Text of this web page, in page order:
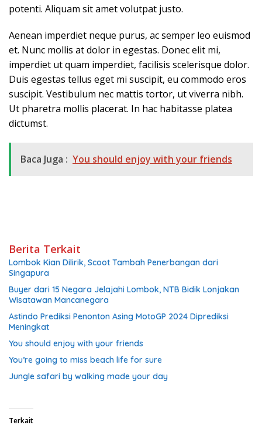
potenti. Aliquam sit amet volutpat justo.
Aenean imperdiet neque purus, ac semper leo euismod
et. Nunc mollis at dolor in egestas. Donec elit mi,
imperdiet ut quam imperdiet, facilisis scelerisque dolor.
Duis egestas tellus eget mi suscipit, eu commodo eros
suscipit. Vestibulum nec mattis tortor, ut viverra nibh.
Ut pharetra mollis placerat. In hac habitasse platea
dictumst.
Baca Juga : You should enjoy with your friends
Berita Terkait
Lombok Kian Dilirik, Scoot Tambah Penerbangan dari
Singapura
Buyer dari 15 Negara Jelajahi Lombok, NTB Bidik Lonjakan
Wisatawan Mancanegara
Astindo Prediksi Penonton Asing MotoGP 2024 Diprediksi
Meningkat
You should enjoy with your friends
You’re going to miss beach life for sure
Jungle safari by walking made your day
Terkait